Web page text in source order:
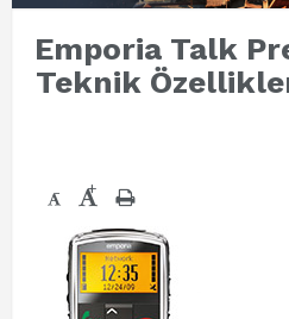
Emporia Talk
Teknik
- +